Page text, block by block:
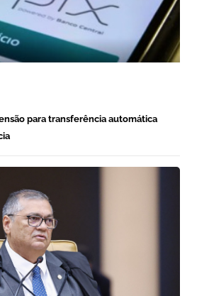
para transferência automática